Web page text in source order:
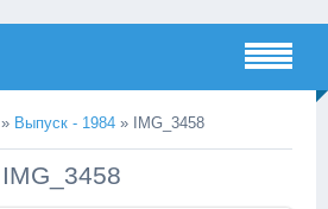
» Выпуск - 1984 » IMG_3458
IMG_3458